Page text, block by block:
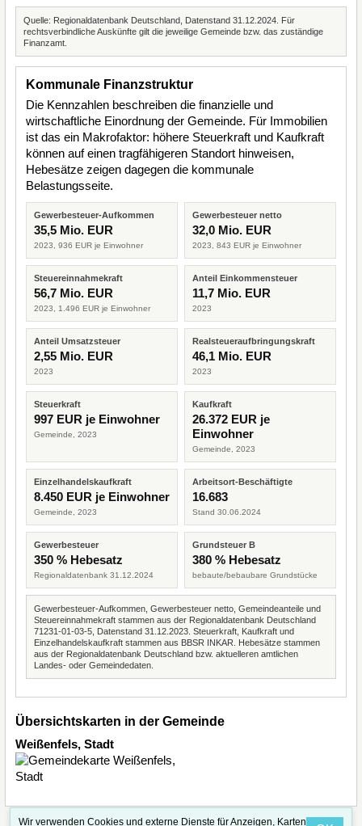
Quelle: Regionaldatenbank Deutschland, Datenstand 31.12.2024. Für
rechtsverbindliche Auskünfte gilt die jeweilige Gemeinde bzw. das zuständige
Finanzamt.
Kommunale Finanzstruktur
Die Kennzahlen beschreiben die finanzielle und
wirtschaftliche Einordnung der Gemeinde. Für Immobilien
ist das ein Makrofaktor: höhere Steuerkraft und Kaufkraft
können auf einen tragfähigeren Standort hinweisen,
Hebesätze zeigen dagegen die kommunale
Belastungsseite.
Gewerbesteuer-Aufkommen
35,5 Mio. EUR
2023, 936 EUR je Einwohner
Gewerbesteuer netto
32,0 Mio. EUR
2023, 843 EUR je Einwohner
Steuereinnahmekraft
56,7 Mio. EUR
2023, 1.496 EUR je Einwohner
Anteil Einkommensteuer
11,7 Mio. EUR
2023
Anteil Umsatzsteuer
2,55 Mio. EUR
2023
Realsteueraufbringungskraft
46,1 Mio. EUR
2023
Steuerkraft
997 EUR je Einwohner
Gemeinde, 2023
Kaufkraft
26.372 EUR je
Einwohner
Gemeinde, 2023
Einzelhandelskaufkraft
8.450 EUR je Einwohner
Gemeinde, 2023
Arbeitsort-Beschäftigte
16.683
Stand 30.06.2024
Gewerbesteuer
350 % Hebesatz
Regionaldatenbank 31.12.2024
Grundsteuer B
380 % Hebesatz
bebaute/bebaubare Grundstücke
Gewerbesteuer-Aufkommen, Gewerbesteuer netto, Gemeindeanteile und
Steuereinnahmekraft stammen aus der Regionaldatenbank Deutschland
71231-01-03-5, Datenstand 31.12.2023. Steuerkraft, Kaufkraft und
Einzelhandelskaufkraft stammen aus BBSR INKAR. Hebesätze stammen
aus der Regionaldatenbank Deutschland bzw. aktuelleren amtlichen
Landes- oder Gemeindedaten.
Übersichtskarten in der Gemeinde
Weißenfels, Stadt
Wir verwenden Cookies und externe Dienste für Anzeigen, Karten